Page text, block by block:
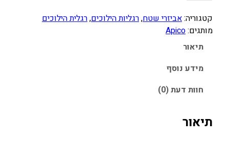
ו
ת
ת
ה
קטגוריה:אביזרי שטח, רגליות הילוכים, רגלית הילוכים
מותגים:Apico
תיאור
מידע נוסף
חוות דעת (0)
תיאור